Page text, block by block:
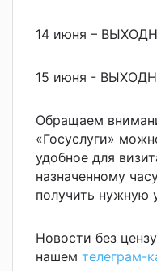
14 июня –
15 июня -
Обращаем
«Госуслуги»
удобное для
назначенному
получить нужную
Новости без
нашем телеграм-